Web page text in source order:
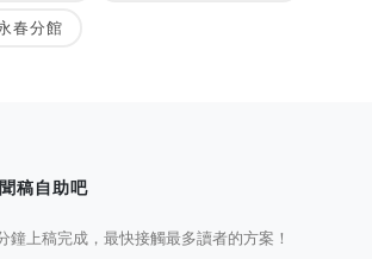
春分館
稿自助吧
鐘上稿完成，最快接觸最多讀者的方案！